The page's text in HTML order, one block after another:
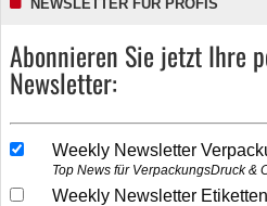
NEWSLETTER FÜR PROFIS
Abonnieren Sie jetzt Ihre
Newsletter:
Weekly Newsletter
Top News für VerpackungsDruck &
Weekly Newsletter